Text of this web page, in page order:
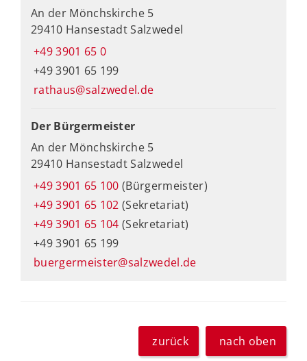
An der Mönchskirche 5
29410 Hansestadt Salzwedel
+49 3901 65 0
+49 3901 65 199
rathaus@salzwedel.de
Der Bürgermeister
An der Mönchskirche 5
29410 Hansestadt Salzwedel
+49 3901 65 100 (Bürgermeister)
+49 3901 65 102 (Sekretariat)
+49 3901 65 104 (Sekretariat)
+49 3901 65 199
buergermeister@salzwedel.de
zurück nach oben